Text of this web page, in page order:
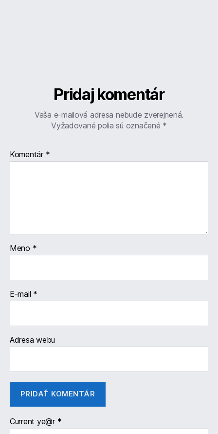
Pridaj komentár
Vaša e-mailová adresa nebude zverejnená.
Vyžadované polia sú označené *
Komentár *
Meno *
E-mail *
Adresa webu
Current ye@r *